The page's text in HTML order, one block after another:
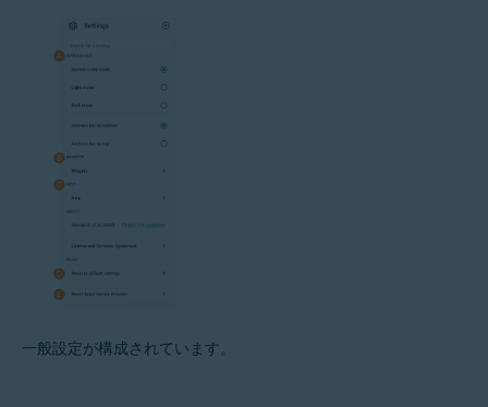
一般設定が構成されています。